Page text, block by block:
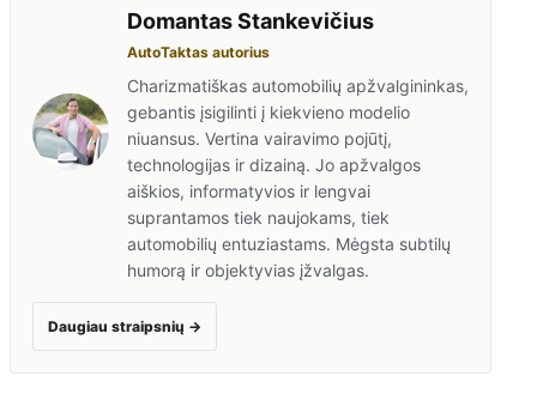
Domantas Stankevičius
AutoTaktas autorius
Charizmatiškas automobilių apžvalgininkas,
gebantis įsigilinti į kiekvieno modelio
niuansus. Vertina vairavimo pojūtį,
technologijas ir dizainą. Jo apžvalgos
aiškios, informatyvios ir lengvai
suprantamos tiek naujokams, tiek
automobilių entuziastams. Mėgsta subtilų
humorą ir objektyvias įžvalgas.
Daugiau straipsnių →